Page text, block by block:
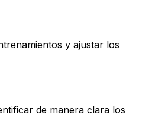
y ajustar los
de manera clara los